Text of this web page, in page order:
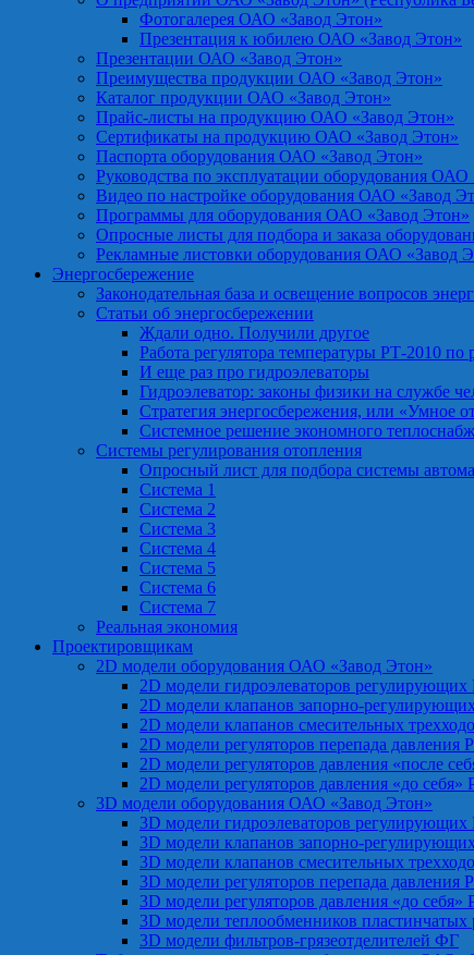
Фотогалерея ОАО «Завод Этон»
Презентация к юбилею ОАО «Завод Этон»
Презентации ОАО «Завод Этон»
Преимущества продукции ОАО «Завод Этон»
Каталог продукции ОАО «Завод Этон»
Прайс-листы на продукцию ОАО «Завод Этон»
Сертификаты на продукцию ОАО «Завод Этон»
Паспорта оборудования ОАО «Завод Этон»
Руководства по эксплуатации оборудования ОАО
Видео по настройке оборудования ОАО «Завод
Программы для оборудования ОАО «Завод Этон»
Опросные листы для подбора и заказа
Рекламные листовки оборудования ОАО «Завод
Энергосбережение
Законодательная база и освещение вопросов
Статьи об энергосбережении
Ждали одно. Получили другое
Работа регулятора температуры РТ-2010
И еще раз про гидроэлеваторы
Гидроэлеватор: законы физики на службе
Стратегия энергосбережения, или «Умное
Системное решение экономного
Системы регулирования отопления
Опросный лист для подбора системы
Система 1
Система 2
Система 3
Система 4
Система 5
Система 6
Система 7
Реальная экономия
Проектировщикам
2D модели оборудования ОАО «Завод Этон»
2D модели гидроэлеваторов регулирующих
2D модели клапанов запорно-
2D модели клапанов смесительных
2D модели регуляторов перепада давления
2D модели регуляторов давления «после
2D модели регуляторов давления «до себя»
3D модели оборудования ОАО «Завод Этон»
3D модели гидроэлеваторов регулирующих
3D модели клапанов запорно-
3D модели клапанов смесительных
3D модели регуляторов перепада давления
3D модели регуляторов давления «до себя»
3D модели теплообменников
3D модели фильтров-грязеотделителей ФГ